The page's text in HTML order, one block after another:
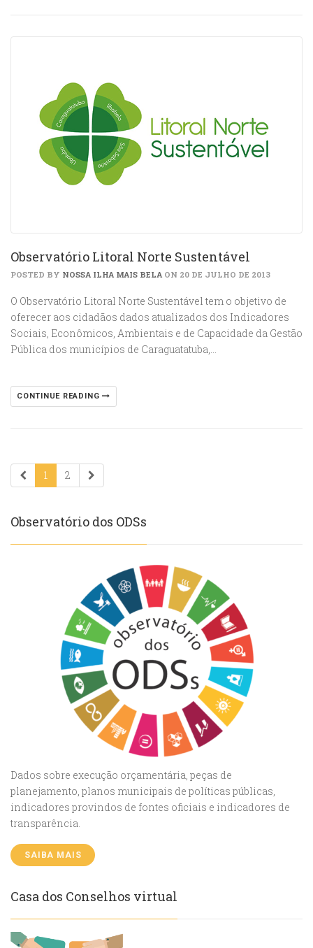
Observatório Litoral Norte Sustentável
POSTED BY NOSSA ILHA MAIS BELA ON 20 DE JULHO DE 2013
O Observatório Litoral Norte Sustentável tem o objetivo de
oferecer aos cidadãos dados atualizados dos Indicadores
Sociais, Econômicos, Ambientais e de Capacidade da Gestão
Pública dos municípios de Caraguatatuba,…
CONTINUE READING
1 2
Observatório dos ODSs
Dados sobre execução orçamentária, peças de
planejamento, planos municipais de políticas públicas,
indicadores provindos de fontes oficiais e indicadores de
transparência.
SAIBA MAIS
Casa dos Conselhos virtual